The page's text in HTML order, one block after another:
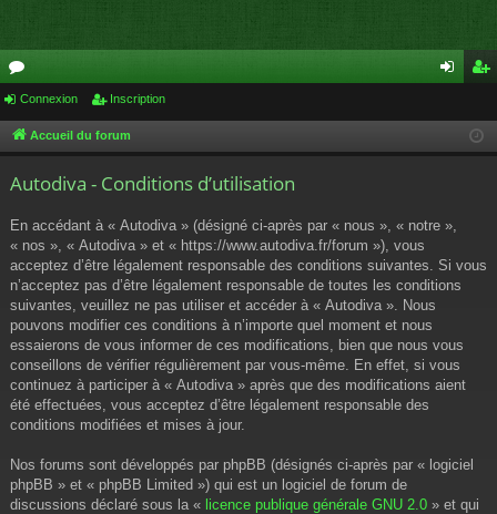
or
u cri
Connexion Inscription
Accueil du forum
Autodiva - Conditions d’utilisation
En accédant à « Autodiva » (désigné ci-après par « nous », « notre »,
« nos », « Autodiva » et « https://www.autodiva.fr/forum »), vous
acceptez d’être légalement responsable des conditions suivantes. Si vous
n’acceptez pas d’être légalement responsable de toutes les conditions
suivantes, veuillez ne pas utiliser et accéder à « Autodiva ». Nous
pouvons modifier ces conditions à n’importe quel moment et nous
essaierons de vous informer de ces modifications, bien que nous vous
conseillons de vérifier régulièrement par vous-même. En effet, si vous
continuez à participer à « Autodiva » après que des modifications aient
été effectuées, vous acceptez d’être légalement responsable des
conditions modifiées et mises à jour.
Nos forums sont développés par phpBB (désignés ci-après par « logiciel
phpBB » et « phpBB Limited ») qui est un logiciel de forum de
discussions déclaré sous la « licence publique générale GNU 2.0 » et qui